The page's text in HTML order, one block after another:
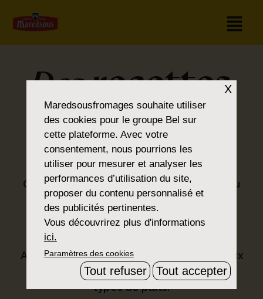
Desrecettes
pour tous les
goûts
Que vous soyez amateur de classiques ou
que vous préfériez la nouveauté, vous
trouverez ce que vous cherchez dans la
gamme Maredsous
®
Avec nos produits, nous proposons un choix
de formes et de saveurs, pour tous les
types de plats.
X
Maredsousfromages souhaite utiliser
des cookies pour le groupe Bel sur
cette plateforme. Avec votre
consentement, nous pourrions les
utiliser pour mesurer et analyser les
performances d’utilisation du site,
proposer du contenu personnalisé et
des publicités pertinentes.
Vous découvrirez plus d'informations
ici.
Paramètres des cookies
Tout refuser Tout accepter